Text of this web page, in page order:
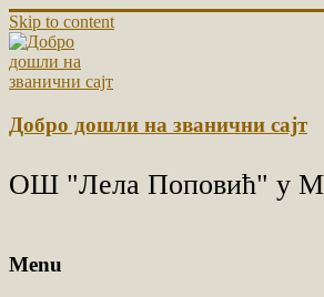
Skip to content
Добро дошли на званични сајт
ОШ "Лела Поповић" у
Menu